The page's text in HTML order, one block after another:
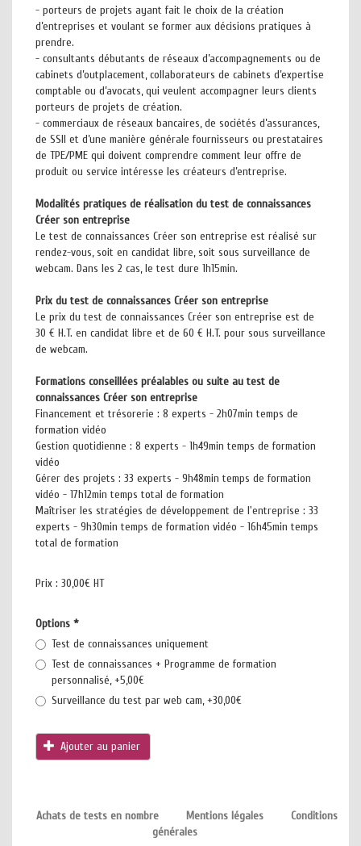
- porteurs de projets ayant fait le choix de la création
d’entreprises et voulant se former aux décisions pratiques à
prendre.
- consultants débutants de réseaux d’accompagnements ou de
cabinets d’outplacement, collaborateurs de cabinets d’expertise
comptable ou d’avocats, qui veulent accompagner leurs clients
porteurs de projets de création.
- commerciaux de réseaux bancaires, de sociétés d’assurances,
de SSII et d’une manière générale fournisseurs ou prestataires
de TPE/PME qui doivent comprendre comment leur offre de
produit ou service intéresse les créateurs d’entreprise.
Modalités pratiques de réalisation du test de connaissances
Créer son entreprise
Le test de connaissances Créer son entreprise est réalisé sur
rendez-vous, soit en candidat libre, soit sous surveillance de
webcam. Dans les 2 cas, le test dure 1h15min.
Prix du test de connaissances Créer son entreprise
Le prix du test de connaissances Créer son entreprise est de
30 € H.T. en candidat libre et de 60 € H.T. pour sous surveillance
de webcam.
Formations conseillées préalables ou suite au test de
connaissances Créer son entreprise
Financement et trésorerie : 8 experts - 2h07min temps de
formation vidéo
Gestion quotidienne : 8 experts - 1h49min temps de formation
vidéo
Gérer des projets : 33 experts - 9h48min temps de formation
vidéo - 17h12min temps total de formation
Maîtriser les stratégies de développement de l'entreprise : 33
experts - 9h30min temps de formation vidéo - 16h45min temps
total de formation
Prix : 30,00€ HT
Options *
Test de connaissances uniquement
Test de connaissances + Programme de formation
personnalisé, +5,00€
Surveillance du test par web cam, +30,00€
Ajouter au panier
Achats de tests en nombre Mentions légales
Conditions
générales